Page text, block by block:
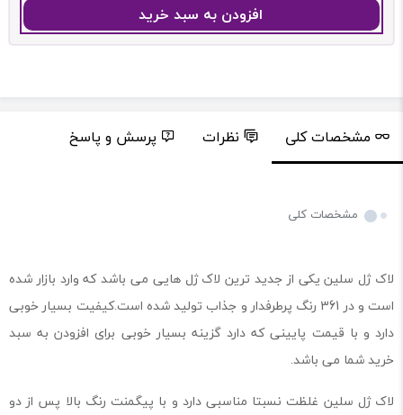
افزودن به سبد خرید
مشخصات کلی نظرات پرسش و پاسخ
مشخصات کلی
لاک ژل سلین یکی از جدید ترین لاک ژل هایی می باشد که وارد بازار شده
است و در 361 رنگ پرطرفدار و جذاب تولید شده است.کیفیت بسیار خوبی
دارد و با قیمت پایینی که دارد گزینه بسیار خوبی برای افزودن به سبد
خرید شما می باشد.
لاک ژل سلین غلظت نسبتا مناسبی دارد و با پیگمنت رنگ بالا پس از دو